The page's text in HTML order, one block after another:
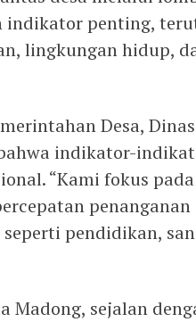
indikator penting,
lingkungan hidup,
Desa,
indikator-
“Kami fokus
pendidikan,
Madong, sejalan